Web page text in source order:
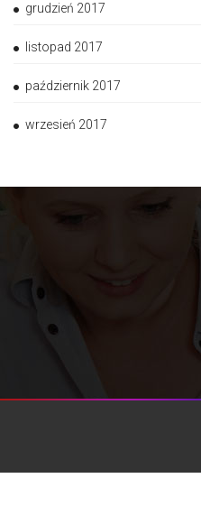
grudzień 2017
listopad 2017
październik 2017
wrzesień 2017